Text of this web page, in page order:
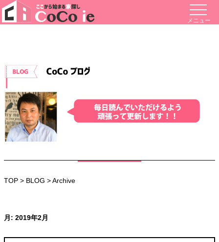
メニュー
TOP > BLOG > Archive
月: 2019年2月